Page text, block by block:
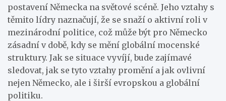
postavení Německa na světové scéně. Jeho vztahy s
těmito lídry naznačují, že se snaží o aktivní roli v
mezinárodní politice, což může být pro Německo
zásadní v době, kdy se mění globální mocenské
struktury. Jak se situace vyvíjí, bude zajímavé
sledovat, jak se tyto vztahy promění a jak ovlivní
nejen Německo, ale i širší evropskou a globální
politiku.